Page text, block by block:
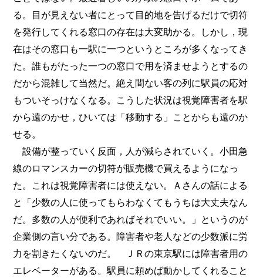
る。目が見えない者にとって目的地を告げるだけで切符
を発行してくれる窓口の存在は大変助かる。しかし，現
在はその窓口も一駅に一つというところが多くなってき
た。誰もがたった一つの窓口で用を済ませようとするの
だから混雑して当然だ。絶え間ない客の列に駅員の応対
もついそっけなくなる。こうした状況は視覚障害者を駅
から遠のかせ，ひいては「移動する」ことからも遠のか
せる。
設備が整っていく反面，人が減らされていく。小田急
線のロマンスカーの切符が販売機で買えるようになっ
た。これは視覚障害者には使えない。Ａさんの話による
と「少数の人に使ってもらわなくてもうちは大丈夫なん
だ。多数の人が便利であればそれでいい。」というのが
企業側の言い分である。障害者や老人などの少数派に労
力を割きたくないのだ。 ＪＲの東京駅には障害者用の
エレベーターがある。駅員に頼めば動かしてくれること